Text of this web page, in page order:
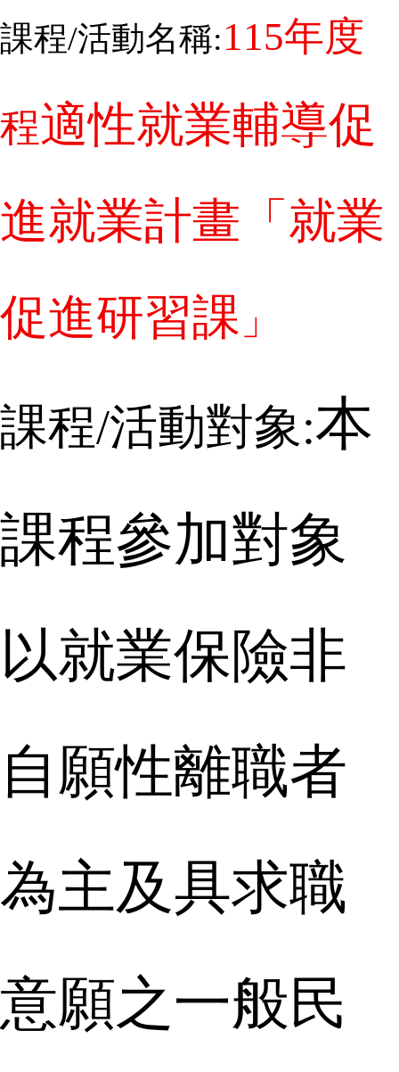
課程/活動名稱:115年度
程適性就業輔導促
進就業計畫「就業
促進研習課 」
課程/活動對象:本
課程參加對象
以就業保險非
自願性離職者
為主及具求職
意願之一般民